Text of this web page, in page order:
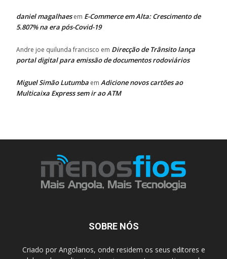
daniel magalhaesem E-Commerce em Alta: Crescimento de
5.807% na era pós-Covid-19
Andre joe quilunda francisco em Direcção de Trânsito lança
portal digital para emissão de documentos rodoviários
Miguel Simão Lutumba em Adicione novos cartões ao
Multicaixa Express sem ir ao ATM
SOBRE NÓS
Criado por Angolanos, onde residem os seus editores e